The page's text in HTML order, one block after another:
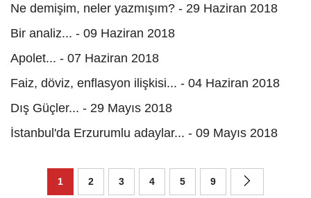
Ne demişim, neler yazmışım? - 29 Haziran 2018
Bir analiz... - 09 Haziran 2018
Apolet... - 07 Haziran 2018
Faiz, döviz, enflasyon ilişkisi... - 04 Haziran 2018
Dış Güçler... - 29 Mayıs 2018
İstanbul'da Erzurumlu adaylar... - 09 Mayıs 2018
1 2 3 4 5 9